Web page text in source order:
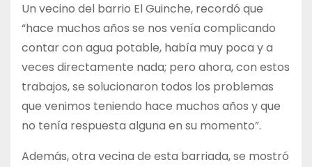
Un vecino del barrio El Guinche, recordó que
“hace muchos años se nos venía complicando
contar con agua potable, había muy poca y a
veces directamente nada; pero ahora, con estos
trabajos, se solucionaron todos los problemas
que venimos teniendo hace muchos años y que
no tenía respuesta alguna en su momento”.
Además, otra vecina de esta barriada, se mostró